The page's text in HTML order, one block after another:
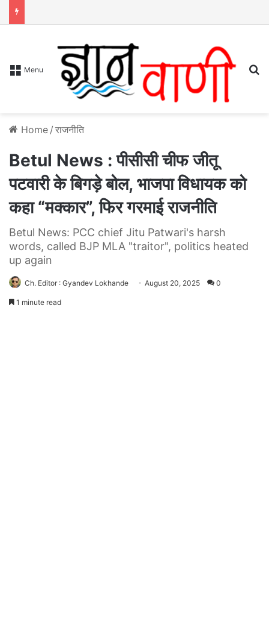
Menu
Home / राजनीति
Betul News : पीसीसी चीफ जीतू
पटवारी के बिगड़े बोल, भाजपा विधायक को
कहा “मक्कार”, फिर गरमाई राजनीति
Betul News: PCC chief Jitu Patwari's harsh
words, called BJP MLA "traitor", politics heated
up again
Ch. Editor : Gyandev Lokhande August 20, 2025 0
1 minute read